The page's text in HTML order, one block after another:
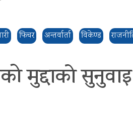
फिचर अन्तर्वार्ता विकेण्ड
मुद्दाकाे